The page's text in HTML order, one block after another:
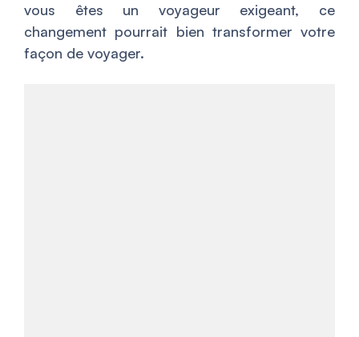
vous êtes un voyageur exigeant, ce
changement pourrait bien transformer votre
façon de voyager.